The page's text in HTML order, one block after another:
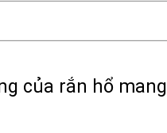
của rắn hổ mang